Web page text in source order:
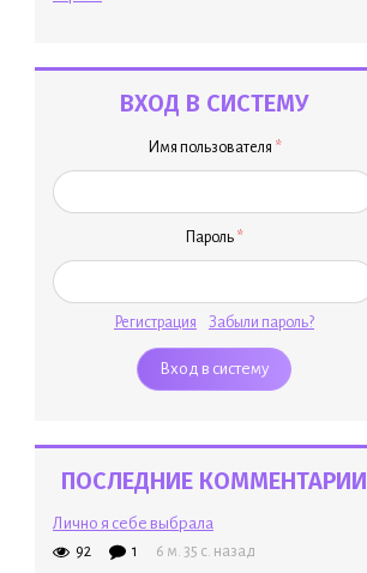
ВХОД В СИСТЕМУ
Имя пользователя *
Пароль *
Регистрация Забыли пароль?
ПОСЛЕДНИЕ КОММЕНТАРИИ
Лично я себе выбрала
92 1 6 м. 35 с. назад